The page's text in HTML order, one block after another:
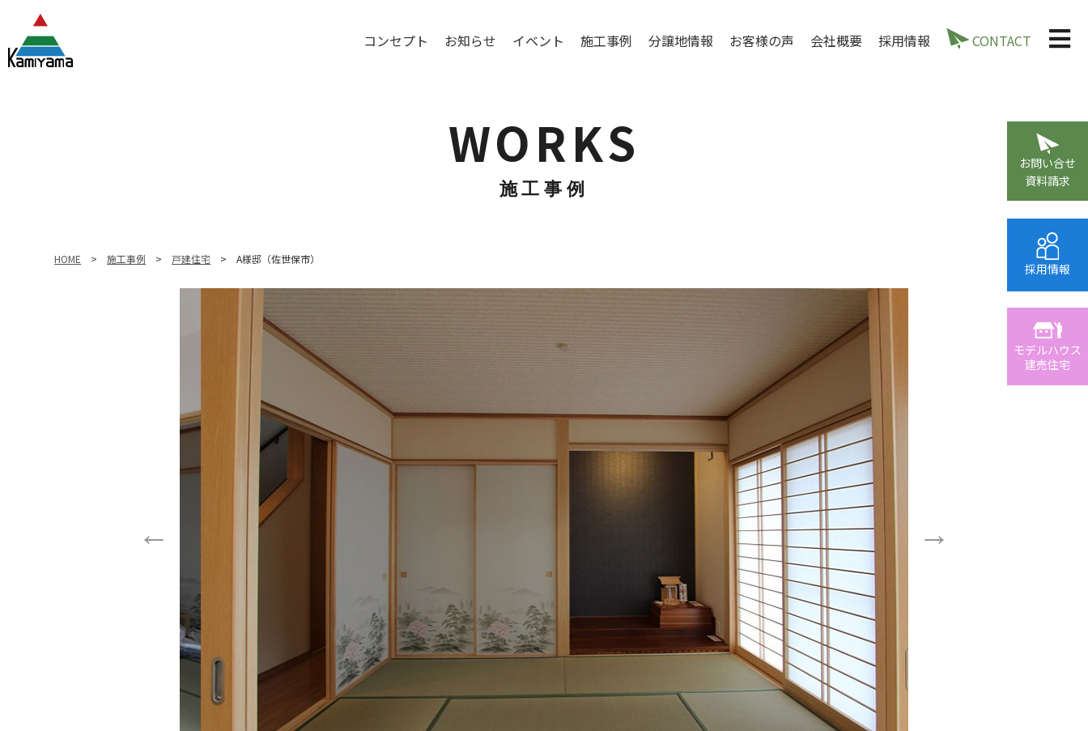
お問い合せ
資料請求
採用情報
モデルハウス
建売住宅
コンセプト お知らせ イベント 施工事例 分譲地情報 お客様の声 会社概要 採用情報 CONTACT
WORKS
施工事例
HOME >施工事例 >戸建住宅 > A様邸（佐世保市）